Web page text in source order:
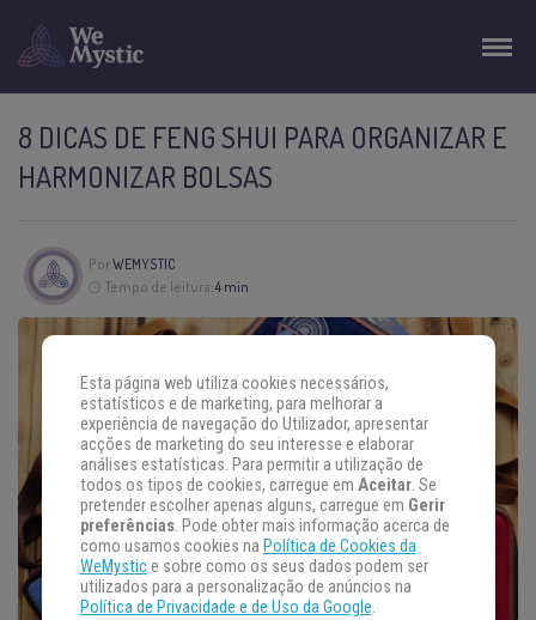
8 DICAS DE FENG SHUI PARA ORGANIZAR E
HARMONIZAR BOLSAS
PorWEMYSTIC
Tempo de leitura:4 min
Esta página web utiliza cookies necessários,
estatísticos e de marketing, para melhorar a
experiência de navegação do Utilizador, apresentar
acções de marketing do seu interesse e elaborar
análises estatísticas. Para permitir a utilização de
todos os tipos de cookies, carregue em Aceitar. Se
pretender escolher apenas alguns, carregue em Gerir
preferências. Pode obter mais informação acerca de
como usamos cookies na Política de Cookies da
WeMystice sobre como os seus dados podem ser
utilizados para a personalização de anúncios na
Política de Privacidade e de Uso da Google.